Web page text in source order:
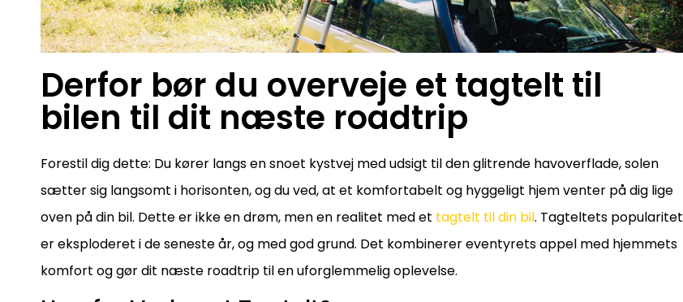
Derfor bør du overveje et tagtelt til
bilen til dit næste roadtrip
Forestil dig dette: Du kører langs en snoet kystvej med udsigt til den glitrende havoverflade, solen
sætter sig langsomt i horisonten, og du ved, at et komfortabelt og hyggeligt hjem venter på dig lige
oven på din bil. Dette er ikke en drøm, men en realitet med et tagtelt til din bil. Tagteltets popularitet
er eksploderet i de seneste år, og med god grund. Det kombinerer eventyrets appel med hjemmets
komfort og gør dit næste roadtrip til en uforglemmelig oplevelse.